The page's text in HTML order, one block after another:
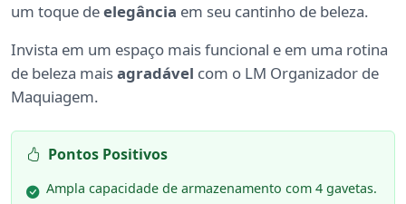
um toque deelegância em seu cantinho de beleza.
Invista em um espaço mais funcional e em uma rotina
de beleza maisagradável com o LM Organizador de
Maquiagem.
Pontos Positivos
Ampla capacidade de armazenamento com 4 gavetas.